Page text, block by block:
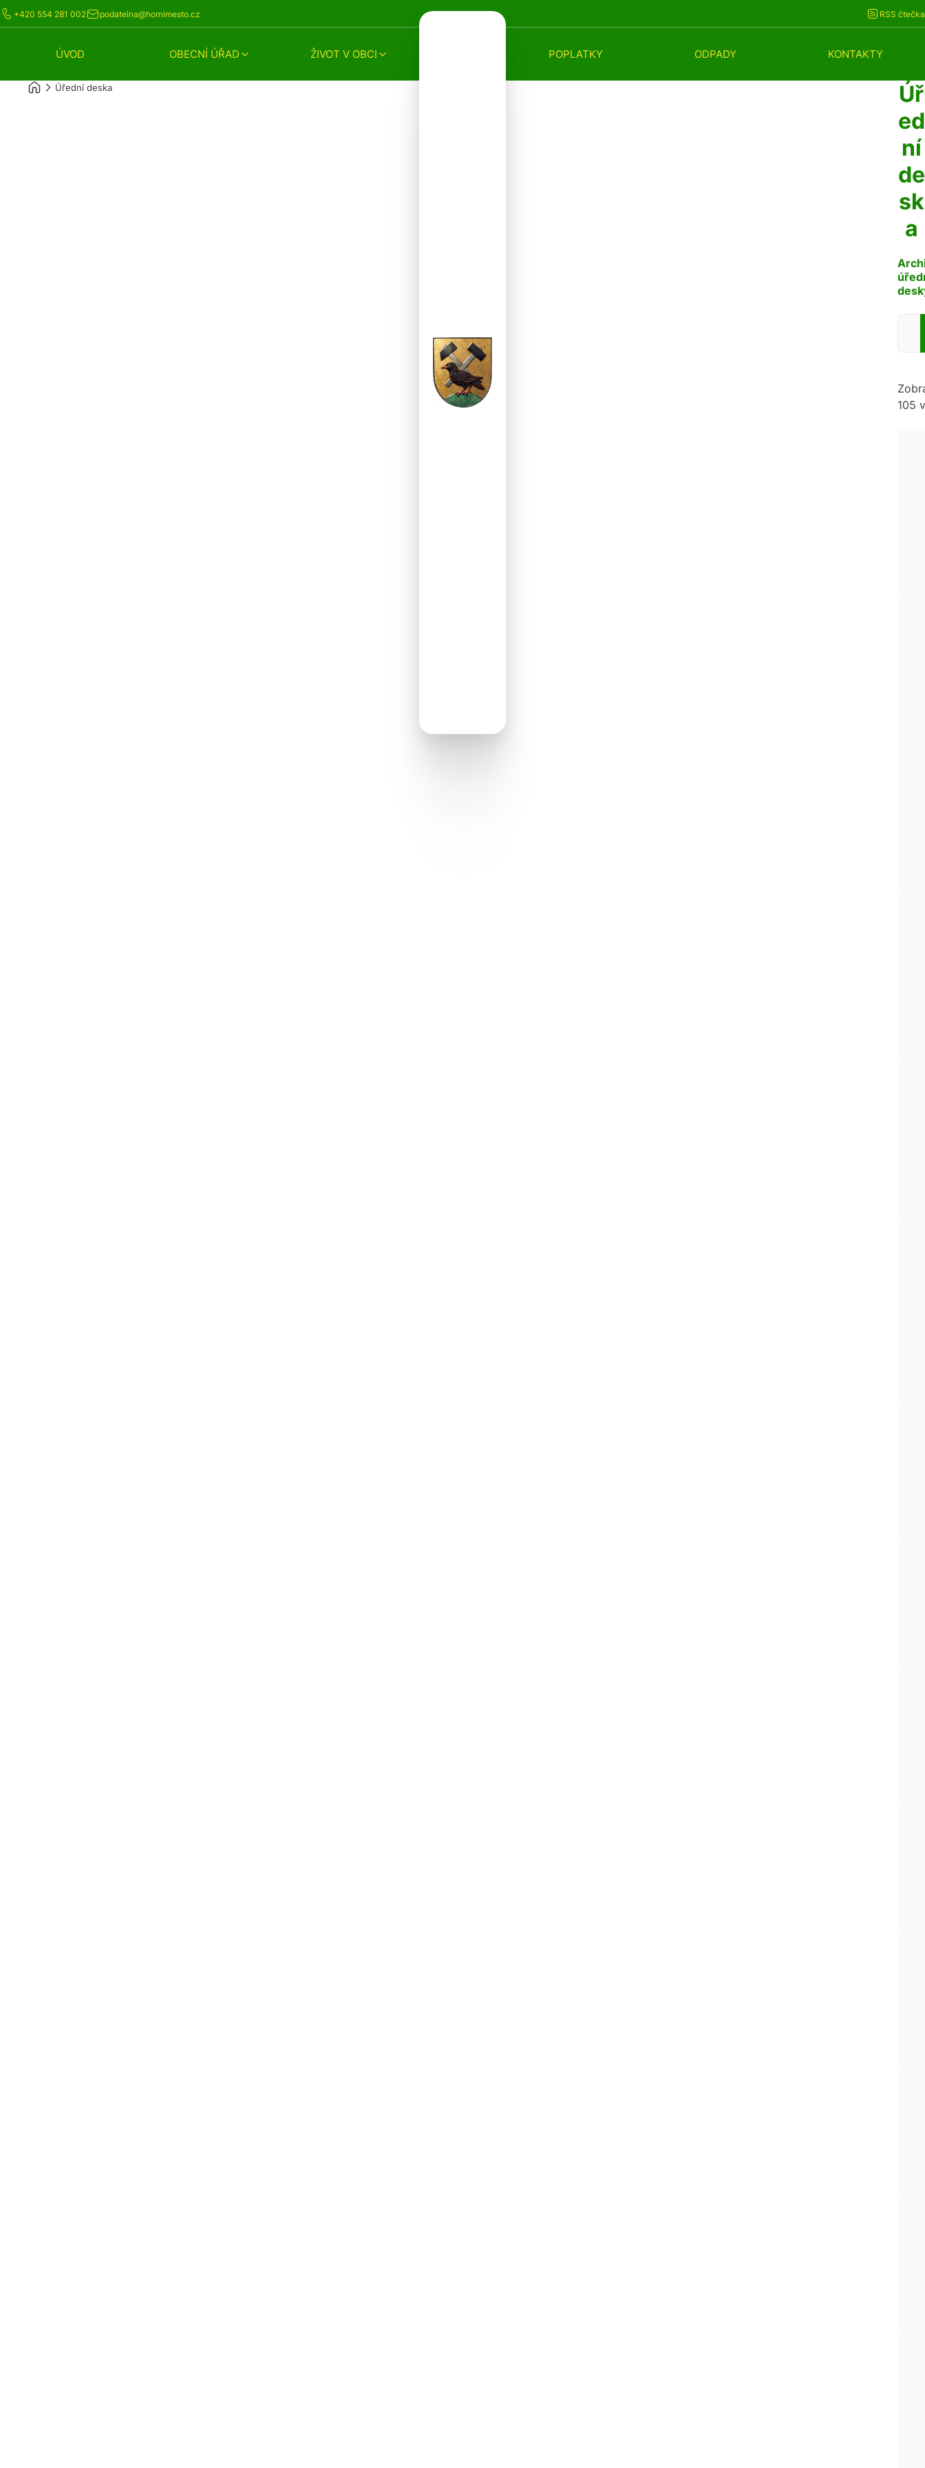
+420 554 281 002 podatelna@hornimesto.cz RSS čtečka
ÚVOD OBECNÍ ÚŘAD ŽIVOT V OBCI POPLATKY ODPADY KONTAKTY
Úřední deska
Úř
ed
ní
de
sk
a
105